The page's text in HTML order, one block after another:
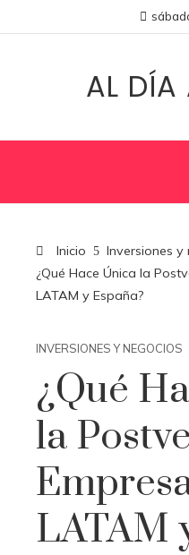
AL DÍA
Inicio
Inversiones y
¿Qué Hace Única la
LATAM y España?
INVERSIONES Y NEGOCIOS
¿Qué
la
LATAM